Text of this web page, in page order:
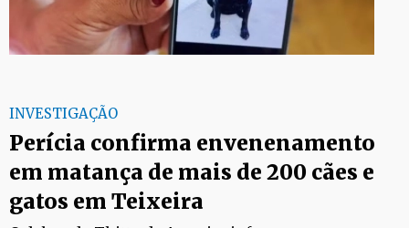
INVESTIGAÇÃO
Perícia confirma envenenamento
em matança de mais de 200 cães e
gatos em Teixeira